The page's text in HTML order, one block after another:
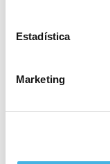
Estadística
Marketing